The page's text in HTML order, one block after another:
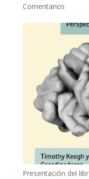
Comentarios
Presentación del